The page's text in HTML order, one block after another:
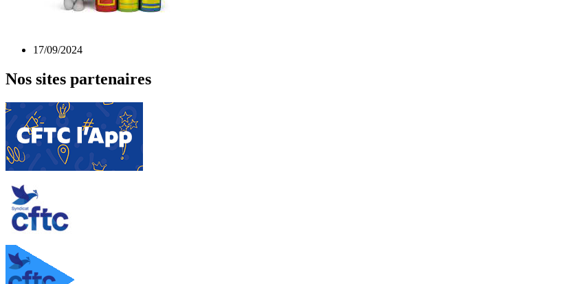
17/09/2024
Nos sites partenaires